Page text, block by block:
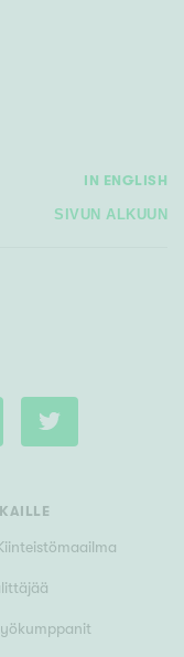
IN ENGLISH
SIVUN ALKUUN